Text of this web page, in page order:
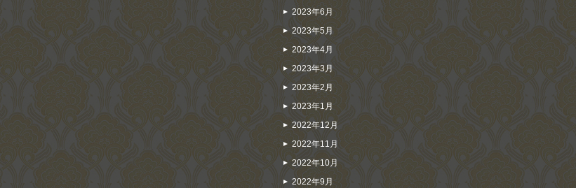
2023年6月
2023年5月
2023年4月
2023年3月
2023年2月
2023年1月
2022年12月
2022年11月
2022年10月
2022年9月